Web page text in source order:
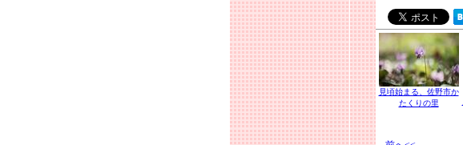
見頃始まる、佐野市か
たくりの里